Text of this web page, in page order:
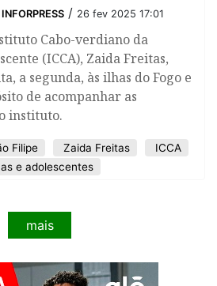
INFORPRESS / 26 fev 2025 17:01
Cabo-verdiano da
(ICCA), Zaida Freitas,
a segunda, às ilhas do Fogo e
de acompanhar as
instituto.
Filipe Zaida Freitas
ICCA
e adolescentes
mais